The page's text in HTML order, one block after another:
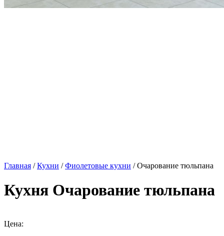
Главная /Кухни /Фиолетовые кухни / Очарование тюльпана
Кухня Очарование тюльпана
Цена: